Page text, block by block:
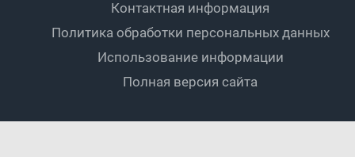
Футбольное двоеборье
Дети
Ветераны
Спортсмены с ОВЗ
Контактная информация
Политика обработки персональных данных
Использование информации
Полная версия сайта